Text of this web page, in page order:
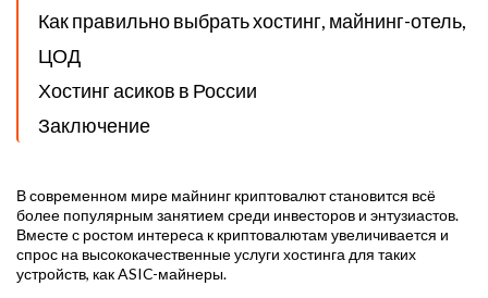
Как правильно выбрать хостинг, майнинг-отель,
ЦОД
Хостинг асиков в России
Заключение
В современном мире майнинг криптовалют становится всё
более популярным занятием среди инвесторов и энтузиастов.
Вместе с ростом интереса к криптовалютам увеличивается и
спрос на высококачественные услуги хостинга для таких
устройств, как ASIC-майнеры.